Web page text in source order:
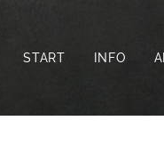
START INFO